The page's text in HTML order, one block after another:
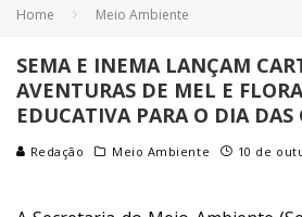
Home Meio Ambiente
SEMA E INEMA LANÇAM
AVENTURAS DE MEL E
EDUCATIVA PARA O DIA DAS
Redação Meio Ambiente 10 de